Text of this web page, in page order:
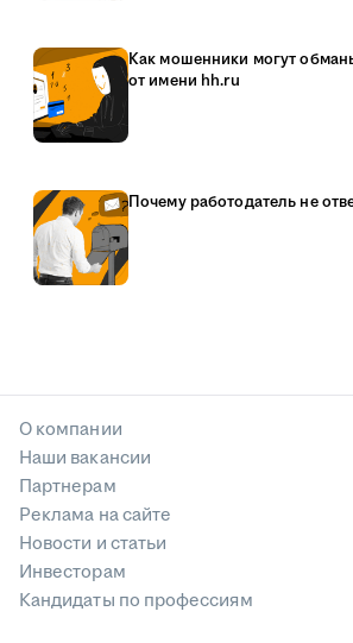
Как мошенники могут
от имени hh.ru
Почему работодатель не
О компании
Наши вакансии
Партнерам
Реклама на сайте
Новости и статьи
Инвесторам
Кандидаты по профессиям